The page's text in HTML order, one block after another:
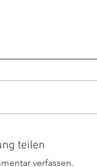
teilen
verfassen.